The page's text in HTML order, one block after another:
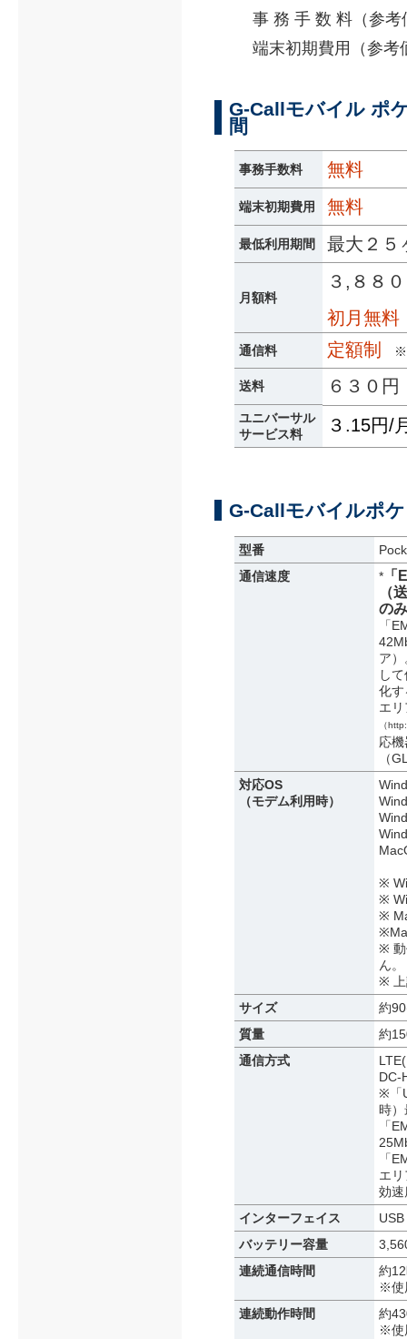
事 務 手 数 料（参考
端末初期費用（参考
G-Callモバイル ポ
間
事務手数料 無料
端末初期費用 無料
最低利用期間 最大２
月額料
３,８８
初月無料
通信料 定額制 ※
送料 ６３０円
ユニバーサル
サービス料
３.15円/
G-Callモバイルポ
型番
通信速度
*
（
の
「
ア
し
化す
エ
（
応
（
対応OS
（モデム利用時）
※
※
※
※ 動
ん。
※ 上
サイズ
約
質量
約
通信方式
DC-
※「
時
「
「
エ
効速
インターフェイス
バッテリー容量
連続通信時間
約
※使
連続動作時間
約
※使